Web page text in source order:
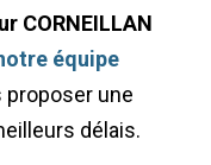
CORNEILLAN
équipe
proposer une
délais.